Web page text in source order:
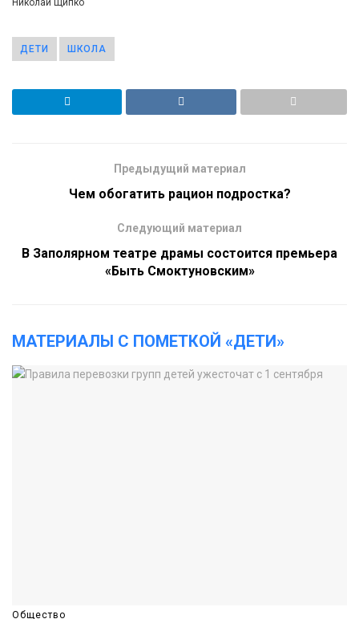
Николай Щипко
ДЕТИ ШКОЛА
Предыдущий материал
Чем обогатить рацион подростка?
Следующий материал
В Заполярном театре драмы состоится премьера
«Быть Смоктуновским»
МАТЕРИАЛЫ С ПОМЕТКОЙ «ДЕТИ»
Общество